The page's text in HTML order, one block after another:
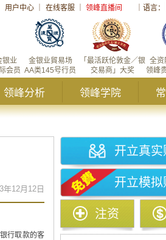
用户中心 在线客服 领峰直播间 语言：
全资
领峰
「最活跃伦敦金／银
交易商」大奖
金银业貿易场
AA类145号行员
银业
会员
领峰分析 领峰学院
年12月12日
行取款的客
开立真实
开立模拟
注资